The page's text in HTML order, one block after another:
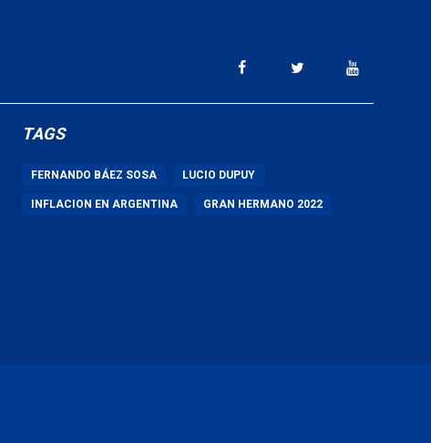
TAGS
FERNANDO BÁEZ SOSA LUCIO DUPUY
INFLACION EN ARGENTINA GRAN HERMANO 2022